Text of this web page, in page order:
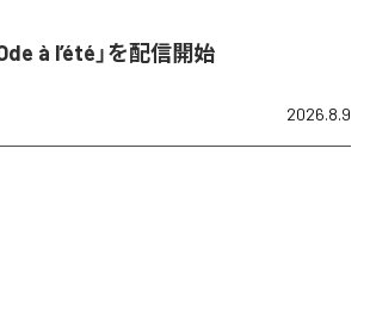
à l’été」を配信開始
2026.8.9